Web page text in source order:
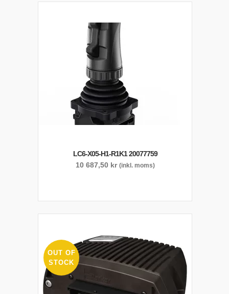
LC6-X05-H1-R1K1 20077759
10 687,50 kr (inkl. moms)
OUT OF
STOCK